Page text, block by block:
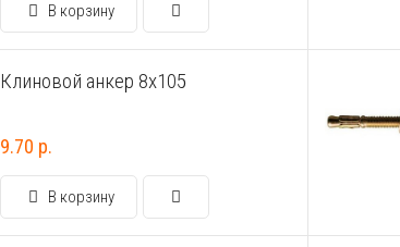
В корзину
Клиновой анкер 8х105
9.70 р.
В корзину